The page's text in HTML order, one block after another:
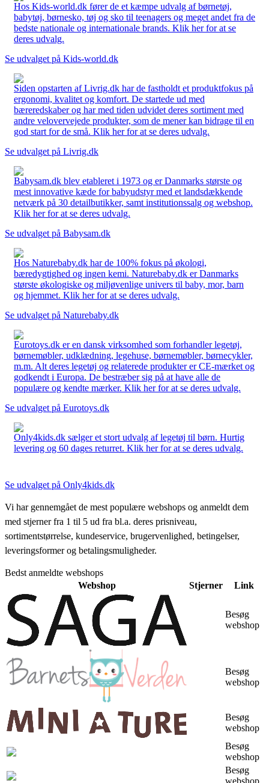
Hos Kids-world.dk fører de et kæmpe udvalg af børnetøj,
babytøj, børnesko, tøj og sko til teenagers og meget andet fra de
bedste nationale og internationale brands. Klik her for at se
deres udvalg.
Se udvalget på Kids-world.dk
Siden opstarten af Livrig.dk har de fastholdt et produktfokus på
ergonomi, kvalitet og komfort. De startede ud med
bæreredskaber og har med tiden udvidet deres sortiment med
andre velovervejede produkter, som de mener kan bidrage til en
god start for de små. Klik her for at se deres udvalg.
Se udvalget på Livrig.dk
Babysam.dk blev etableret i 1973 og er Danmarks største og
mest innovative kæde for babyudstyr med et landsdækkende
netværk på 30 detailbutikker, samt institutionssalg og webshop.
Klik her for at se deres udvalg.
Se udvalget på Babysam.dk
Hos Naturebaby.dk har de 100% fokus på økologi,
bæredygtighed og ingen kemi. Naturebaby.dk er Danmarks
største økologiske og miljøvenlige univers til baby, mor, barn
og hjemmet. Klik her for at se deres udvalg.
Se udvalget på Naturebaby.dk
Eurotoys.dk er en dansk virksomhed som forhandler legetøj,
børnemøbler, udklædning, legehuse, børnemøbler, børnecykler,
m.m. Alt deres legetøj og relaterede produkter er CE-mærket og
godkendt i Europa. De bestræber sig på at have alle de
populære og kendte mærker. Klik her for at se deres udvalg.
Se udvalget på Eurotoys.dk
Only4kids.dk sælger et stort udvalg af legetøj til børn. Hurtig
levering og 60 dages returret. Klik her for at se deres udvalg.
Se udvalget på Only4kids.dk
Vi har gennemgået de mest populære webshops og anmeldt dem
med stjerner fra 1 til 5 ud fra bl.a. deres prisniveau,
sortimentstørrelse, kundeservice, brugervenlighed, betingelser,
leveringsformer og betalingsmuligheder.
Bedst anmeldte webshops
Webshop
Stjerner Link
Besøg
webshop
Besøg
webshop
Besøg
webshop
Besøg
webshop
Besøg
webshop